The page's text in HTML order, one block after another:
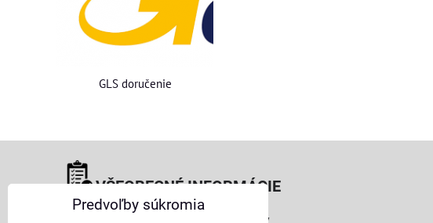
GLS doručenie
VŠEOBECNÉ INFORMÁCIE
Obchodné podmienky pre osoby
Predvoľby súkromia